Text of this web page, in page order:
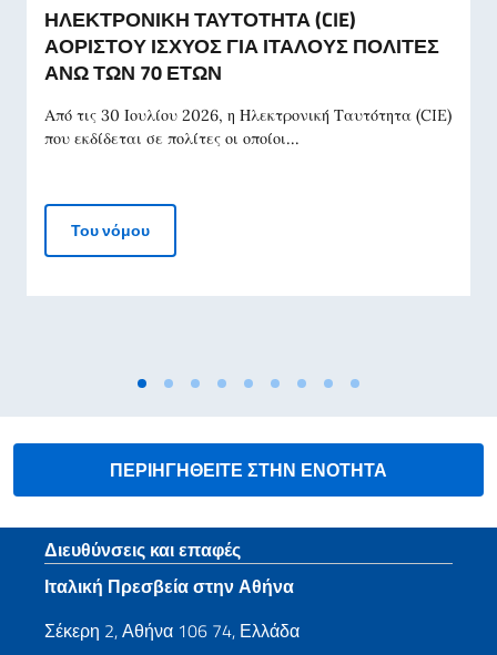
ΗΛΕΚΤΡΟΝΙΚΗ ΤΑΥΤΟΤΗΤΑ (CIE)
ΑΟΡΙΣΤΟΥ ΙΣΧΥΟΣ ΓΙΑ ΙΤΑΛΟΥΣ ΠΟΛΙΤΕΣ
ΑΝΩ ΤΩΝ 70 ΕΤΩΝ
Από τις 30 Ιουλίου 2026, η Ηλεκτρονική Ταυτότητα (CIE)
που εκδίδεται σε πολίτες οι οποίοι...
Του νόμουΗΛΕΚΤΡΟΝΙΚΗ ΤΑΥΤΟΤΗΤΑ (CIE) ΑΟΡΙΣΤΟΥ
ΠΕΡΙΗΓΗΘΕΙΤΕ ΣΤΗΝ ΕΝΟΤΗΤΑ
Footer section
Διευθύνσεις και επαφές
Ιταλική Πρεσβεία στην Αθήνα
Σέκερη 2, Αθήνα 106 74, Ελλάδα